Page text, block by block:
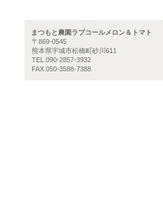
まつもと農園ラブコールメロン＆トマト
〒869-0545
熊本県宇城市松橋町砂川611
TEL.090-2857-3932
FAX.050-3588-7388